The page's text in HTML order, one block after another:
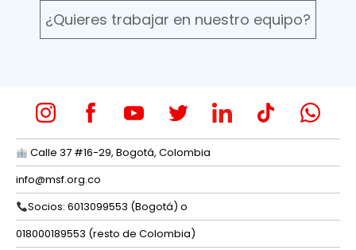
¿Quieres trabajar en nuestro equipo?
Calle 37 #16-29, Bogotá, Colombia
info@msf.org.co
Socios: 6013099553 (Bogotá) o
018000189553 (resto de Colombia)